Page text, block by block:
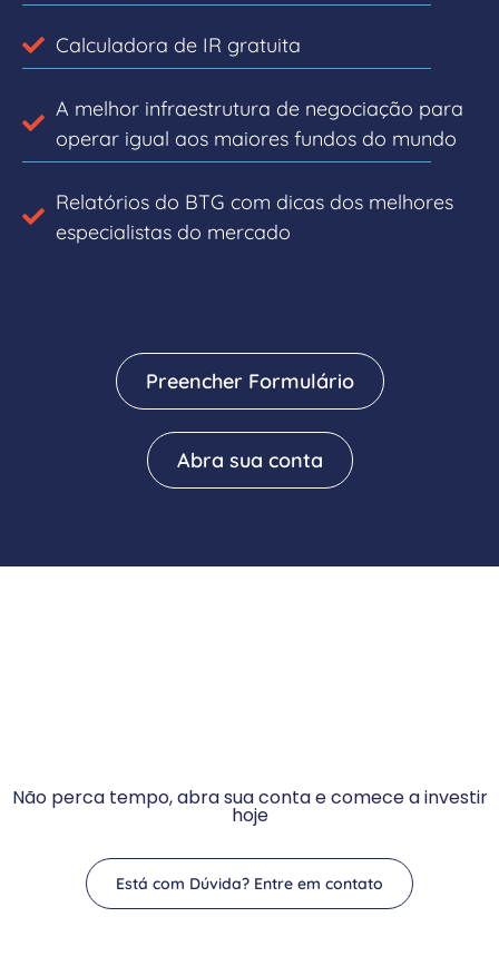
Calculadora de IR gratuita
A melhor infraestrutura de negociação para
operar igual aos maiores fundos do mundo
Relatórios do BTG com dicas dos melhores
especialistas do mercado
Preencher Formulário
Abra sua conta
Não perca tempo, abra sua conta e comece a investir
hoje
Está com Dúvida? Entre em contato